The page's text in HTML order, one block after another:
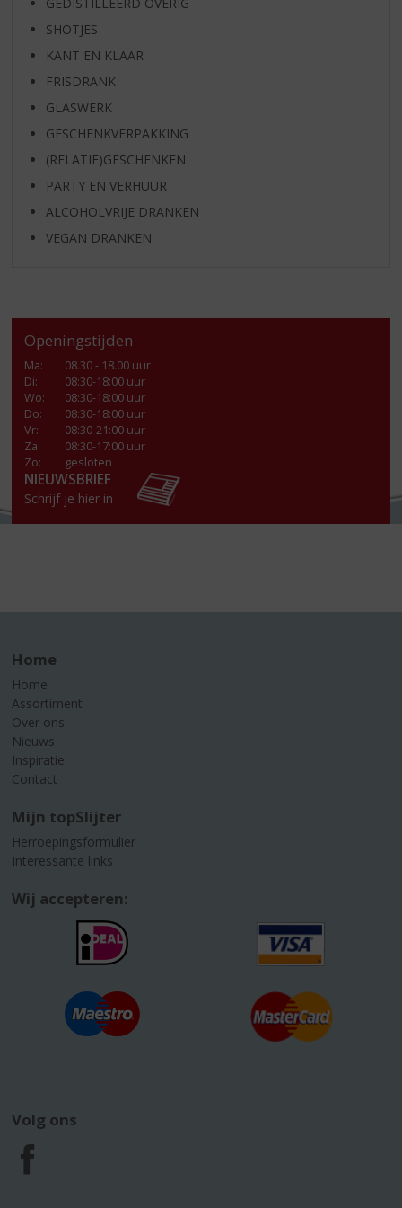
SHOTJES
KANT EN KLAAR
FRISDRANK
GLASWERK
GESCHENKVERPAKKING
(RELATIE)GESCHENKEN
PARTY EN VERHUUR
ALCOHOLVRIJE DRANKEN
VEGAN DRANKEN
Openingstijden
Ma:
08.30 - 18.00 uur
Di:
08:30-18:00 uur
Wo:
08:30-18:00 uur
Do:
08:30-18:00 uur
Vr:
08:30-21:00 uur
Za:
08:30-17:00 uur
Zo:
gesloten
NIEUWSBRIEF
Schrijf je hier in
Home
Home
Assortiment
Over ons
Nieuws
Inspiratie
Contact
Mijn topSlijter
Herroepingsformulier
Interessante links
Wij accepteren:
Volg ons
F